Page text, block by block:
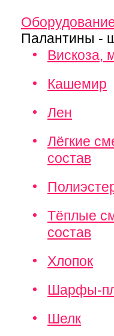
Палантины -
Вискоза,
Кашемир
Лен
Лёгкие
состав
Тёплые
состав
Хлопок
Шарфы-
Шелк